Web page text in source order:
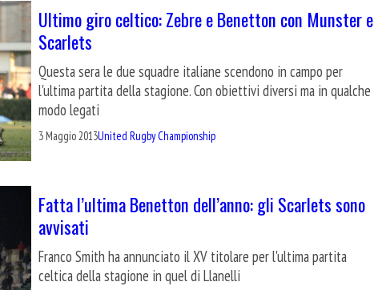
Ultimo giro celtico: Zebre e Benetton con Munster e
Scarlets
Questa sera le due squadre italiane scendono in campo per
l'ultima partita della stagione. Con obiettivi diversi ma in qualche
modo legati
3 Maggio 2013United Rugby Championship
Fatta l’ultima Benetton dell’anno: gli Scarlets sono
avvisati
Franco Smith ha annunciato il XV titolare per l'ultima partita
celtica della stagione in quel di Llanelli